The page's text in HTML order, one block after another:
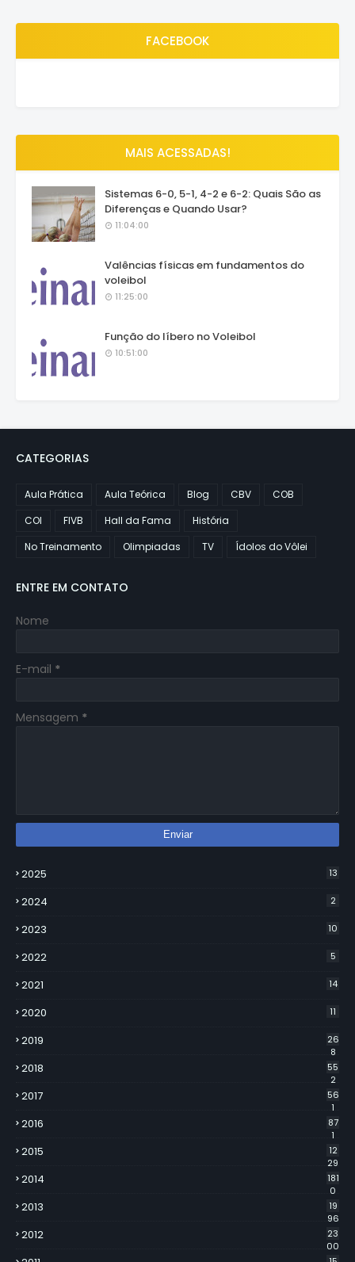
FACEBOOK
MAIS ACESSADAS!
Sistemas 6-0, 5-1, 4-2 e 6-2: Quais São as
Diferenças e Quando Usar?
11:04:00
Valências físicas em fundamentos do
voleibol
11:25:00
Função do líbero no Voleibol
10:51:00
CATEGORIAS
Aula Prática Aula Teórica Blog CBV
COB
COI
FIVB Hall da Fama
História
No Treinamento
Olimpiadas TV Ídolos do Vôlei
ENTRE EM CONTATO
Nome
E-mail *
Mensagem *
2025 13
2024 2
2023 10
2022 5
2021 14
2020 11
2019
26
8
2018
55
2
2017
56
1
2016
87
1
2015
12
29
2014
181
0
2013
19
96
2012
23
00